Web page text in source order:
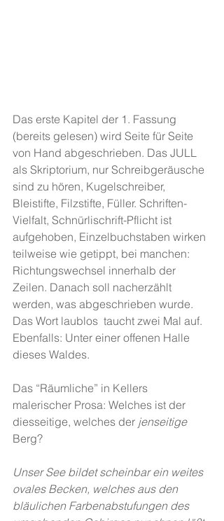
Das erste Kapitel der 1. Fassung
(bereits gelesen) wird Seite für Seite
von Hand abgeschrieben. Das JULL
als Skriptorium, nur Schreibgeräusche
sind zu hören, Kugelschreiber,
Bleistifte, Filzstifte, Füller. Schriften-
Vielfalt, Schnürlischrift-Pflicht ist
aufgehoben, Einzelbuchstaben wirken
teilweise wie getippt, bei manchen:
Richtungswechsel innerhalb der
Zeilen. Danach soll nacherzählt
werden, was abgeschrieben wurde.
Das Wort laublos  taucht zwei Mal auf.
Ebenfalls: Unter einer offenen Halle
dieses Waldes.
Das “Räumliche” in Kellers
malerischer Prosa: Welches ist der
diesseitige, welches der jenseitige
Berg?
Unser See bildet scheinbar ein weites
ovales Becken, welches aus den
bläulichen Farbenabstufungen des